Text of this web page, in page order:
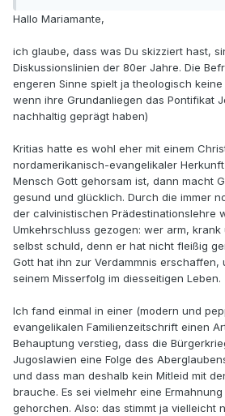
Hallo Mariamante,
ich glaube, dass was Du skizziert hast,
Diskussionslinien der 80er Jahre. Die
engeren Sinne spielt ja theologisch
wenn ihre Grundanliegen das Pontifikat
nachhaltig geprägt haben)
Kritias hatte es wohl eher mit einem
nordamerikanisch-evangelikaler
Mensch Gott gehorsam ist, dann macht
gesund und glücklich. Durch die immer
der calvinistischen Prädestinationslehre
Umkehrschluss gezogen: wer arm,
selbst schuld, denn er hat nicht fleißig
Gott hat ihn zur Verdammnis erschaffen,
seinem Misserfolg im diesseitigen Leben.
Ich fand einmal in einer (modern und
evangelikalen Familienzeitschrift einen
Behauptung verstieg, dass die
Jugoslawien eine Folge des
und dass man deshalb kein Mitleid mit
brauche. Es sei vielmehr eine
gehorchen. Also: das stimmt ja vielleicht